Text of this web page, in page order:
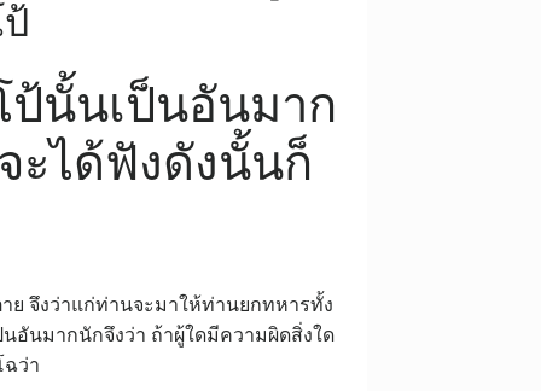
ป้นั้นเป็นอันมาก
ะได้ฟังดังนั้นก็
ย จึงว่าแก่ท่านจะมาให้ท่านยกทหารทั้ง
อันมากนักจึงว่า ถ้าผู้ใดมีความผิดสิ่งใด
ฉว่า